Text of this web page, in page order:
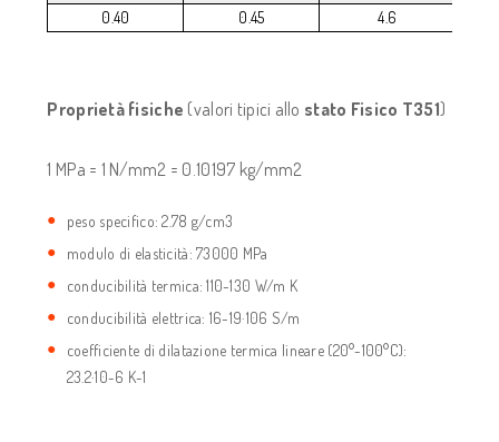
0.40
0.45 4.6
Proprietà fisiche (valori tipici allo stato Fisico T351)
1 MPa = 1 N/mm2 = 0.10197 kg/mm2
peso specifico: 2.78 g/cm3
modulo di elasticità: 73000 MPa
conducibilità termica: 110-130 W/m K
conducibilità elettrica: 16-19·106 S/m
coefficiente di dilatazione termica lineare (20°-100°C):
23.2·10-6 K-1